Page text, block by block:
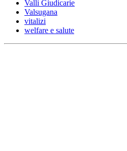
Valli Giudicarie
Valsugana
vitalizi
welfare e salute